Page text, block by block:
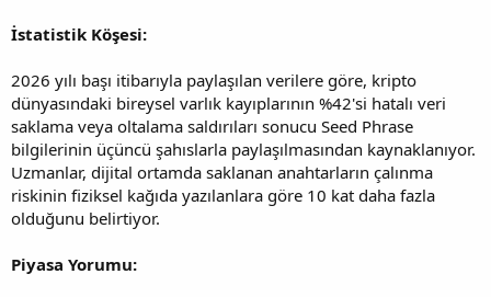
İstatistik Köşesi:
2026 yılı başı itibarıyla paylaşılan verilere göre, kripto
dünyasındaki bireysel varlık kayıplarının %42'si hatalı veri
saklama veya oltalama saldırıları sonucu Seed Phrase
bilgilerinin üçüncü şahıslarla paylaşılmasından kaynaklanıyor.
Uzmanlar, dijital ortamda saklanan anahtarların çalınma
riskinin fiziksel kağıda yazılanlara göre 10 kat daha fazla
olduğunu belirtiyor.
Piyasa Yorumu: